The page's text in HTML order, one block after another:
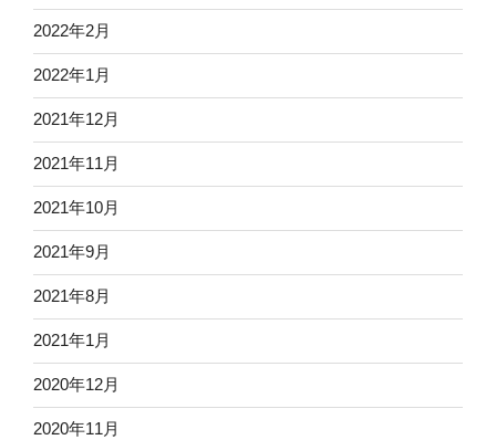
2022年2月
2022年1月
2021年12月
2021年11月
2021年10月
2021年9月
2021年8月
2021年1月
2020年12月
2020年11月